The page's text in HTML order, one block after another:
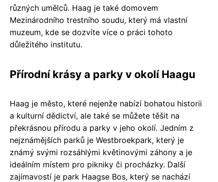
různých umělců. Haag je také domovem
Mezinárodního trestního soudu, který má vlastní
muzeum, kde se dozvíte více o práci tohoto
důležitého institutu.
Přírodní krásy a parky v okolí Haagu
Haag je město, které nejenže nabízí bohatou historii
a kulturní dědictví, ale také se můžete těšit na
překrásnou přírodu a parky v jeho okolí. Jedním z
nejznámějších parků je Westbroekpark, který je
známý svými rozsáhlými květinovými záhony a je
ideálním místem pro pikniky či procházky. Další
zajímavostí je park Haagse Bos, který se nachází